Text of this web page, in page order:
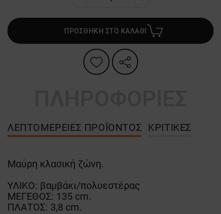
ΠΡΟΣΘΗΚΗ ΣΤΟ ΚΑΛΑΘΙ
ΛΕΠΤΟΜΈΡΕΙΕΣ ΠΡΟΪΌΝΤΟΣ ΚΡΙΤΙΚΈΣ
Μαύρη κλασική ζώνη.
ΥΛΙΚΟ: βαμβάκι/πολυεστέρας
ΜΕΓΕΘΟΣ: 135 cm.
ΠΛΑΤΟΣ: 3,8 cm.